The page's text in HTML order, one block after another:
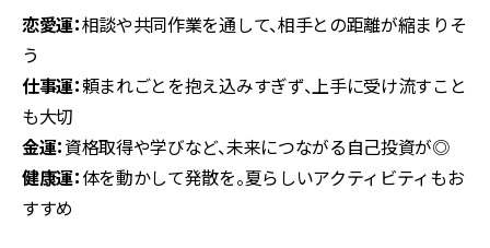
恋愛運：相談や共同作業を通して、相手との距離が縮まりそ
う
仕事運：頼まれごとを抱え込みすぎず、上手に受け流すこと
も大切
金運：資格取得や学びなど、未来につながる自己投資が◎
健康運：体を動かして発散を。夏らしいアクティビティもお
すすめ